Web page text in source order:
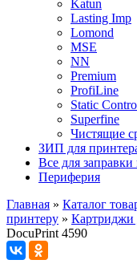
Katun
Lasting Imp
Lomond
MSE
NN
Premium
ProfiLine
Static
Superfine
Чистящие
ЗИП для
Все для
Периферия
Главная » Каталог
принтеру » Картриджи
DocuPrint 4590